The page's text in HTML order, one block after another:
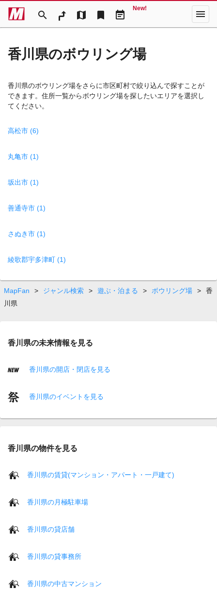
search map bookmark event_note
New! menu
香川県のボウリング場
香川県のボウリング場をさらに市区町村で絞り込んで探すことが
できます。住所一覧からボウリング場を探したいエリアを選択し
てください。
高松市 (6)
丸亀市 (1)
坂出市 (1)
善通寺市 (1)
さぬき市 (1)
綾歌郡宇多津町 (1)
MapFan > ジャンル検索 > 遊ぶ・泊まる > ボウリング場 >
香
川県
香川県の未来情報を見る
香川県の開店・閉店を見る
香川県のイベントを見る
香川県の物件を見る
香川県の賃貸(マンション・アパート・一戸建て)
香川県の月極駐車場
香川県の貸店舗
香川県の貸事務所
香川県の中古マンション